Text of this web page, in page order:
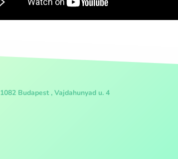
1082 Budapest , Vajdahunyad u. 4